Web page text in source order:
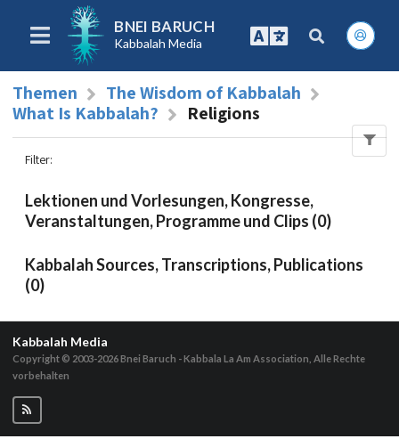
BNEI BARUCH
Kabbalah Media
Themen
The Wisdom of Kabbalah
What Is Kabbalah?
Religions
Filter:
Lektionen und Vorlesungen, Kongresse,
Veranstaltungen, Programme und Clips (0)
Kabbalah Sources, Transcriptions, Publications
(0)
Kabbalah Media
Copyright © 2003-2026Bnei Baruch - Kabbala La Am Association, Alle Rechte
vorbehalten